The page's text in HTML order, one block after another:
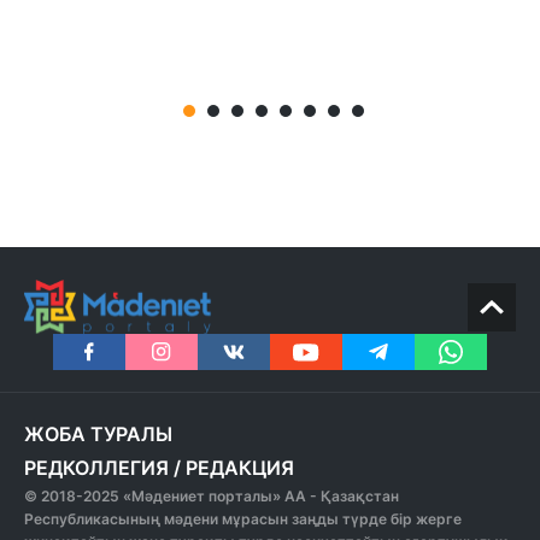
ЖОБА ТУРАЛЫ
РЕДКОЛЛЕГИЯ / РЕДАКЦИЯ
© 2018-2025 «Мәдениет порталы» АА - Қазақстан
Республикасының мәдени мұрасын заңды түрде бір жерге